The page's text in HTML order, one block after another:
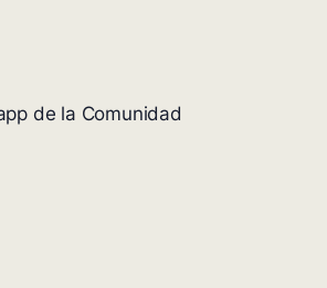
de la Comunidad